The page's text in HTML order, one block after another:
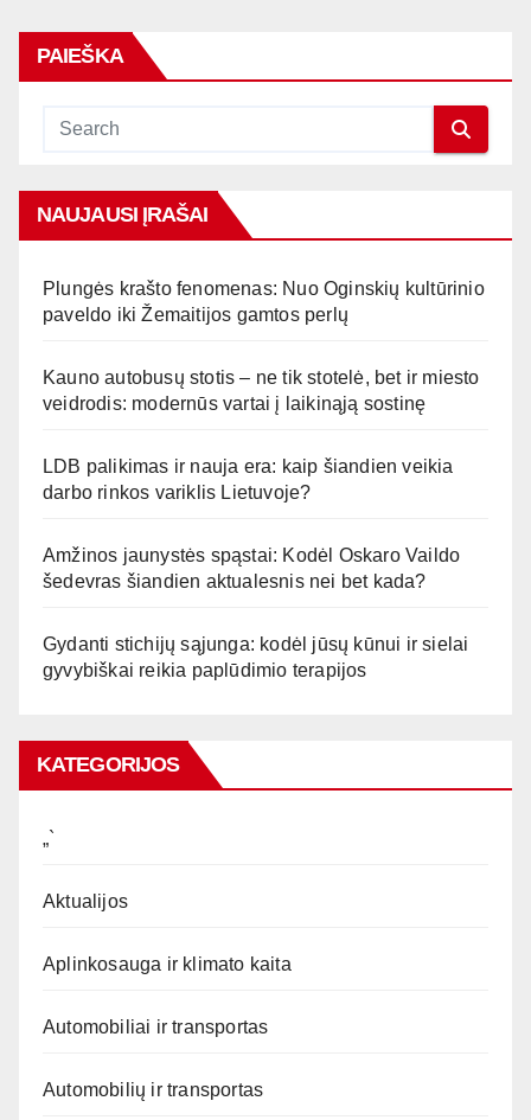
PAIEŠKA
NAUJAUSI ĮRAŠAI
Plungės krašto fenomenas: Nuo Oginskių kultūrinio
paveldo iki Žemaitijos gamtos perlų
Kauno autobusų stotis – ne tik stotelė, bet ir miesto
veidrodis: modernūs vartai į laikinąją sostinę
LDB palikimas ir nauja era: kaip šiandien veikia
darbo rinkos variklis Lietuvoje?
Amžinos jaunystės spąstai: Kodėl Oskaro Vaildo
šedevras šiandien aktualesnis nei bet kada?
Gydanti stichijų sąjunga: kodėl jūsų kūnui ir sielai
gyvybiškai reikia paplūdimio terapijos
KATEGORIJOS
„`
Aktualijos
Aplinkosauga ir klimato kaita
Automobiliai ir transportas
Automobilių ir transportas